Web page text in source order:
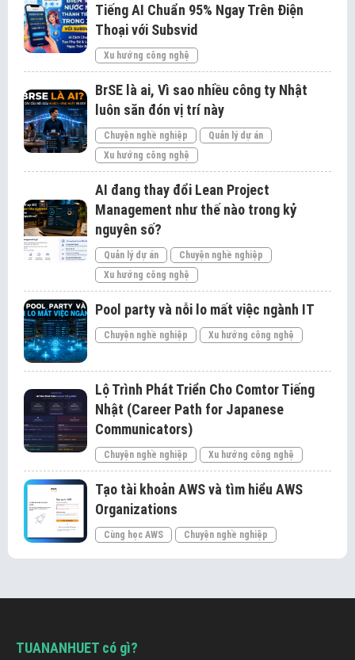
Tiếng AI Chuẩn 95% Ngay Trên Điện
Thoại với Subsvid
Xu hướng công nghệ
BrSE là ai, Vì sao nhiều công ty Nhật
luôn săn đón vị trí này
Chuyện nghề nghiệp
Quản lý dự án
Xu hướng công nghệ
AI đang thay đổi Lean Project
Management như thế nào trong kỷ
nguyên số?
Quản lý dự án
Chuyện nghề nghiệp
Xu hướng công nghệ
Pool party và nỗi lo mất việc ngành IT
Chuyện nghề nghiệp Xu hướng công nghệ
Lộ Trình Phát Triển Cho Comtor Tiếng
Nhật (Career Path for Japanese
Communicators)
Chuyện nghề nghiệp Xu hướng công nghệ
Tạo tài khoản AWS và tìm hiểu AWS
Organizations
Cùng học AWS Chuyện nghề nghiệp
TUANANHUET có gì?